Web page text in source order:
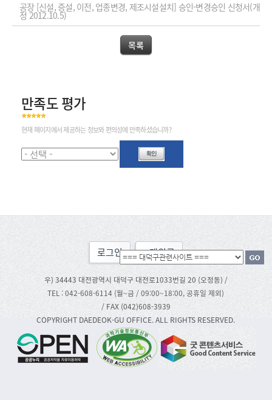
공장 [신설, 증설, 이전, 업종변경, 제조시설설치] 승인-변경승인 신청서(개
정 2012.10.5)
목록
만족도 평가
현재 페이지에서 제공하는 정보와 편의성에 만족하셨습니까?
로그인 맨위로
우) 34443 대전광역시 대덕구 대전로1033번길 20 (오정동) /
TEL : 042-608-6114 (월~금 / 09:00~18:00, 공휴일 제외)
/ FAX (042)608-3939
COPYRIGHT DAEDEOK-GU OFFICE. ALL RIGHTS RESERVED.